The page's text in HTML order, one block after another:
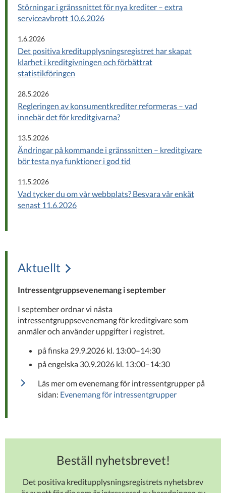
Störningar i gränssnittet för nya krediter – extra
serviceavbrott 10.6.2026
1.6.2026
Det positiva kreditupplysningsregistret har skapat
klarhet i kreditgivningen och förbättrat
statistikföringen
28.5.2026
Regleringen av konsumentkrediter reformeras – vad
innebär det för kreditgivarna?
13.5.2026
Ändringar på kommande i gränssnitten – kreditgivare
bör testa nya funktioner i god tid
11.5.2026
Vad tycker du om vår webbplats? Besvara vår enkät
senast 11.6.2026
Aktuellt
Intressentgruppsevenemang i september
I september ordnar vi nästa
intressentgruppsevenemang för kreditgivare som
anmäler och använder uppgifter i registret.
på finska 29.9.2026 kl. 13:00–14:30
på engelska 30.9.2026 kl. 13:00–14:30
Läs mer om evenemang för intressentgrupper på
sidan: Evenemang för intressentgrupper
Beställ nyhetsbrevet!
Det positiva kreditupplysningsregistrets nyhetsbrev